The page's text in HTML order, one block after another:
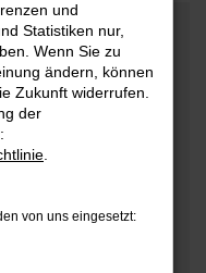
können:
deine
deine
können
und
Statistiken nur,
Wenn Sie zu
ändern, können
Zukunft widerrufen.
der
von uns eingesetzt: